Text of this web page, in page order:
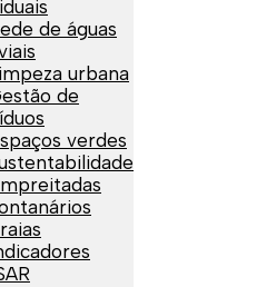
de águas
urbana
de
verdes